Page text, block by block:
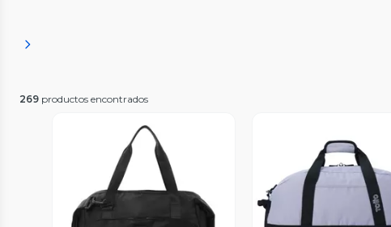
269 productos encontrados
Vista Previa Vista Previa